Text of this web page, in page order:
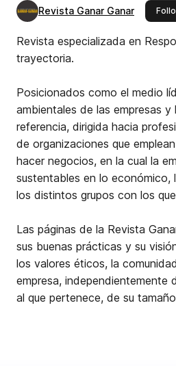
Revista Ganar Ganar
Revista especializada en
trayectoria.
Posicionados como el medio
ambientales de las empresas
referencia, dirigida hacia
de organizaciones que
hacer negocios, en la cual la
sustentables en lo
los distintos grupos con los
Las páginas de la Revista
sus buenas prácticas y su
los valores éticos, la
empresa,
al que pertenece, de su